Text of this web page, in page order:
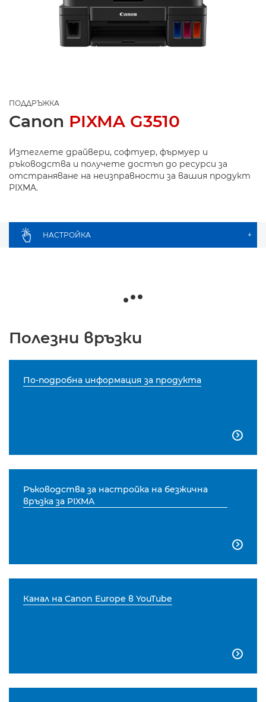
ПОДДРЪЖКА
Canon PIXMA G3510
Изтеглете драйвери, софтуер, фърмуер и
ръководства и получете достъп до ресурси за
отстраняване на неизправности за вашия продукт
PIXMA.
НАСТРОЙКА +
Полезни връзки
По-подробна информация за продукта

Ръководства за настройка на безжична
връзка за PIXMA

Канал на Canon Europe в YouTube
